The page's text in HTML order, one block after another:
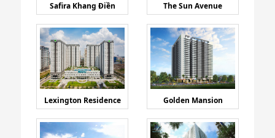
Safira Khang Điền The Sun Avenue
Lexington Residence Golden Mansion